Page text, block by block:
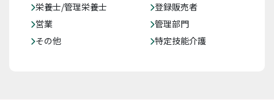
栄養士/管理栄養士
登録販売者
営業
管理部門
その他
特定技能介護